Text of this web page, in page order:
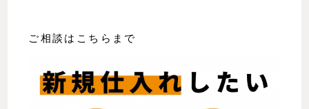
ご相談はこちらまで